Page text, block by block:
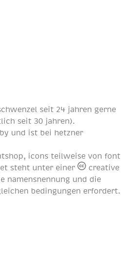
seit 24 jahren gerne
seit 30 jahren).
und ist bei hetzner
, icons teilweise von font
steht unter einer
creative
namensnennung und die
bedingungen erfordert.